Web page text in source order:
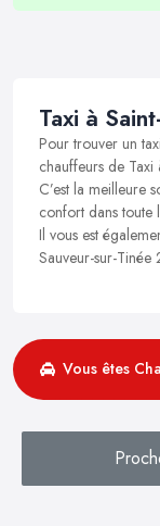
Taxi à
Pour trouver un
chauffeurs de Taxi
C’est la meilleure
confort dans toute
Il vous est
Sauveur-sur-Tinée
Vous êtes